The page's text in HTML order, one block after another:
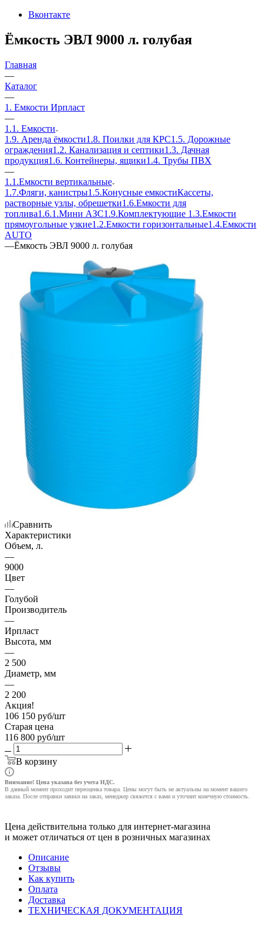
Вконтакте
Ёмкость ЭВЛ 9000 л. голубая
Главная
—
Каталог
—
1. Емкости Ирпласт
—
1.1. Емкости
1.9. Аренда ёмкости1.8. Поилки для КРС1.5. Дорожные
ограждения1.2. Канализация и септики1.3. Дачная
продукция1.6. Контейнеры, ящики1.4. Трубы ПВХ
—
1.1.Емкости вертикальные
1.7.Фляги, канистры1.5.Конусные емкостиКассеты,
растворные узлы, обрешетки1.6.Емкости для
топлива1.6.1.Мини АЗС1.9.Комплектующие 1.3.Емкости
прямоугольные узкие1.2.Емкости горизонтальные1.4.Емкости
АUТО
—Ёмкость ЭВЛ 9000 л. голубая
Сравнить
Характеристики
Объем, л.
—
9000
Цвет
—
Голубой
Производитель
—
Ирпласт
Высота, мм
—
2 500
Диаметр, мм
—
2 200
Акция!
106 150 руб/шт
Старая цена
116 800 руб/шт
В корзину
Внимание! Цена указана без учета НДС.
В данный момент проходит переоценка товара. Цены могут быть не актуальны на момент вашего
заказа. После отправки заявки на заказ, менеджер свяжется с вами и уточнит конечную стоимость.
Цена действительна только для интернет-магазина
и может отличаться от цен в розничных магазинах
Описание
Отзывы
Как купить
Оплата
Доставка
ТЕХНИЧЕСКАЯ ДОКУМЕНТАЦИЯ